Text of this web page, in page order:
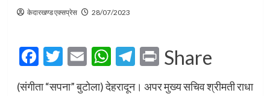
केदारखण्ड एक्सप्रेस 28/07/2023
Facebook
Twitter
EmailWhatsApp
Telegram
Print
Share
(संगीता “सपना” बुटोला) देहरादून। अपर मुख्य सचिव श्रीमती राधा